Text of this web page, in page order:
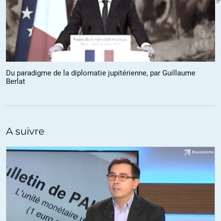
démesurée et pour finir par la mise sous tutelle de l’information
par des moyens de coercition pénale et pécuniaire.
Nous pouvons ajouter à ce triste paysage, la violation des lois
cardinales de la République.
+4
La bonne question est : L’école est elle une entreprise
laisserait penser, un lieu d’émancipation ?
Donne-t-on aux gens les moyens de voter dans leur propre intérêt
? Moi je pense que arrêter sa réflexion aux élections est on ne peut
plus réducteur et le mépris des gens qui se font manipuler peu
constructif pour la construction de l’intérêt commun.
Du paradigme de la diplomatie jupitérienne, par Guillaume
Berlat
A suivre